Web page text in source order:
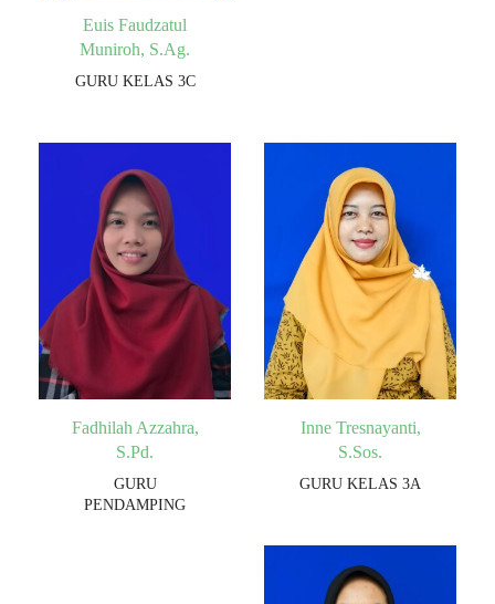
Euis Faudzatul
Muniroh, S.Ag.
GURU KELAS 3C
Fadhilah Azzahra,
S.Pd.
GURU
PENDAMPING
Inne Tresnayanti,
S.Sos.
GURU KELAS 3A